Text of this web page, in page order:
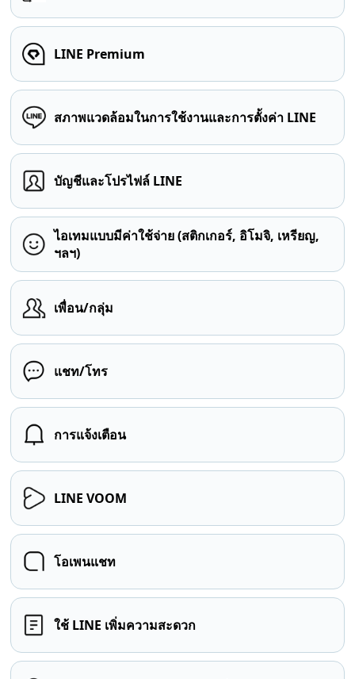
LINE Premium
สภาพแวดล้อมในการใช้งานและการตั้งค่า LINE
บัญชีและโปรไฟล์ LINE
ไอเทมแบบมีค่าใช้จ่าย (สติกเกอร์, อิโมจิ, เหรียญ,
ฯลฯ)
เพื่อน/กลุ่ม
แชท/โทร
การแจ้งเตือน
LINE VOOM
โอเพนแชท
ใช้ LINE เพิ่มความสะดวก